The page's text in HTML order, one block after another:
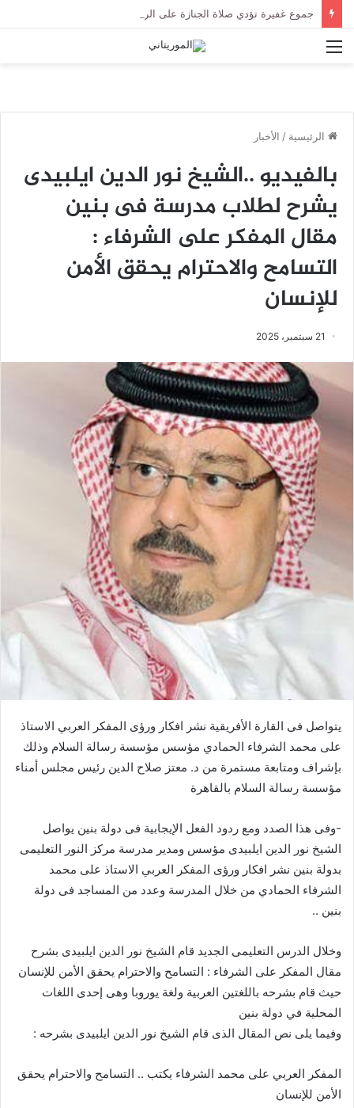
القائمة
الرئيسية / الأخبار
بالفيديو ..الشيخ نور الدين ايلبيدى
يشرح لطلاب مدرسة فى بنين
مقال المفكر على الشرفاء :
التسامح والاحترام يحقق الأمن
للإنسان
21 سبتمبر، 2025
يتواصل فى القارة الأفريقية نشر افكار ورؤى المفكر العربي الاستاذ
على محمد الشرفاء الحمادي مؤسس مؤسسة رسالة السلام وذلك
بإشراف ومتابعة مستمرة من د. معتز صلاح الدين رئيس مجلس أمناء
مؤسسة رسالة السلام بالقاهرة
-وفى هذا الصدد ومع ردود الفعل الإيجابية فى دولة بنين يواصل
الشيخ نور الدين ايلبيدى مؤسس ومدير مدرسة مركز النور التعليمى
بدولة بنين نشر افكار ورؤى المفكر العربي الاستاذ على محمد
الشرفاء الحمادي من خلال المدرسة وعدد من المساجد فى دولة
بنين ..
وخلال الدرس التعليمى الجديد قام الشيخ نور الدين ايلبيدى بشرح
مقال المفكر على الشرفاء : التسامح والاحترام يحقق الأمن للإنسان
حيث قام بشرحه باللغتين العربية ولغة يوروبا وهى إحدى اللغات
المحلية في دولة بنين
وفيما يلى نص المقال الذى قام الشيخ نور الدين ايلبيدى بشرحه :
المفكر العربي على محمد الشرفاء يكتب .. التسامح والاحترام يحقق
الأمن للإنسان